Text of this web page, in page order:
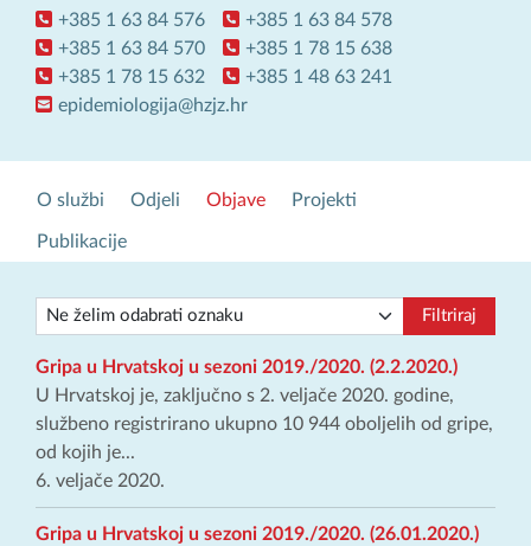
+385 1 63 84 576
+385 1 63 84 578
+385 1 63 84 570
+385 1 78 15 638
+385 1 78 15 632
+385 1 48 63 241
epidemiologija@hzjz.hr
O službi Odjeli Objave Projekti
Publikacije
Filtriraj
Gripa u Hrvatskoj u sezoni 2019./2020. (2.2.2020.)
U Hrvatskoj je, zaključno s 2. veljače 2020. godine,
službeno registrirano ukupno 10 944 oboljelih od gripe,
od kojih je...
6. veljače 2020.
Gripa u Hrvatskoj u sezoni 2019./2020. (26.01.2020.)